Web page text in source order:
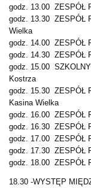
godz. 13.00 ZESPÓŁ
godz. 13.30 ZESPÓŁ
Wielka
godz. 14.00 ZESPÓŁ
godz. 14.30 ZESPÓŁ
godz. 15.00
Kostrza
godz. 15.30 ZESPÓŁ
Kasina Wielka
godz. 16.00 ZESPÓŁ
godz. 16.30 ZESPÓŁ
godz. 17.00 ZESPÓŁ
godz. 17.30 ZESPÓŁ
godz. 18.00 ZESPÓŁ
18.30 -WYSTĘP